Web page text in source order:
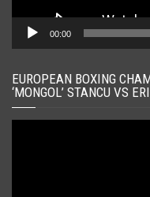
00:00
EUROPEAN BOXING
‘MONGOL’ STANCU VS